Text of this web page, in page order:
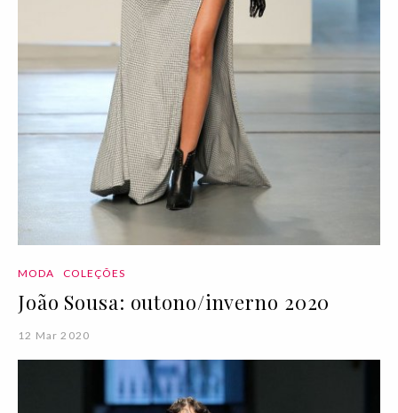
MODA COLEÇÕES
João Sousa: outono/inverno 2020
12 Mar 2020